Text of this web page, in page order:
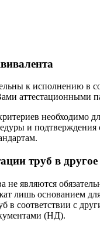
к исполнению в
аттестационными
необходимо
и подтверждения
труб в
не являются
лишь основанием
в соответствии с
(НД).